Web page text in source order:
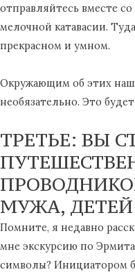
отправляйтесь вместе
мелочной катавасии.
прекрасном и умном.
Окружающим об этих
необязательно. Это
ТРЕТЬЕ: ВЫ
МУЖА,
Помните, я недавно
мне экскурсию по
символы? Инициатором